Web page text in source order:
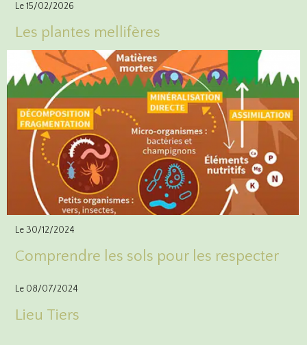
Le 15/02/2026
Les plantes mellifères
Le 30/12/2024
Comprendre les sols pour les respecter
Le 08/07/2024
Lieu Tiers